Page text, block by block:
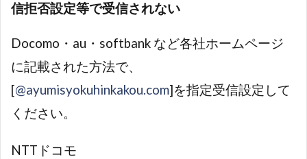
信拒否設定等で受信されない
Docomo・au・softbank など各社ホームページ
に記載された方法で、
[@ayumisyokuhinkakou.com]を指定受信設定して
ください。
NTTドコモ